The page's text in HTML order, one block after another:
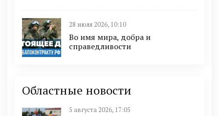
28 июля 2026, 10:10
Во имя мира, добра и
справедливости
Областные новости
5 августа 2026, 17:05